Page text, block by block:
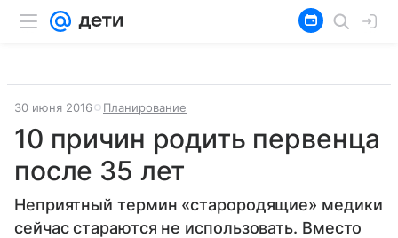
30 июня 2016 Планирование
10 причин родить первенца
после 35 лет
Неприятный термин «старородящие» медики
сейчас стараются не использовать. Вместо